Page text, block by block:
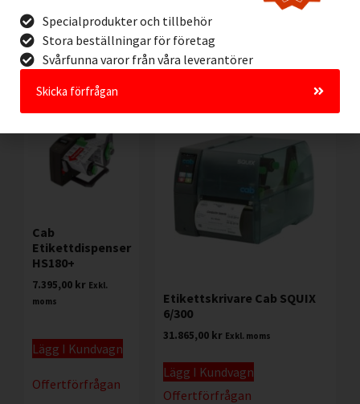
Andra kunder köpte också
Cab
Etikettdispenser
HS180+
7.395,00 kr Exkl.
moms
Lägg I Kundvagn
Offertförfrågan
Etikettskrivare Cab SQUIX
6/300
31.865,00 kr Exkl. moms
Lägg I Kundvagn
Offertförfrågan
Specialprodukter och tillbehör
Stora beställningar för företag
Svårfunna varor från våra leverantörer
Skicka förfrågan